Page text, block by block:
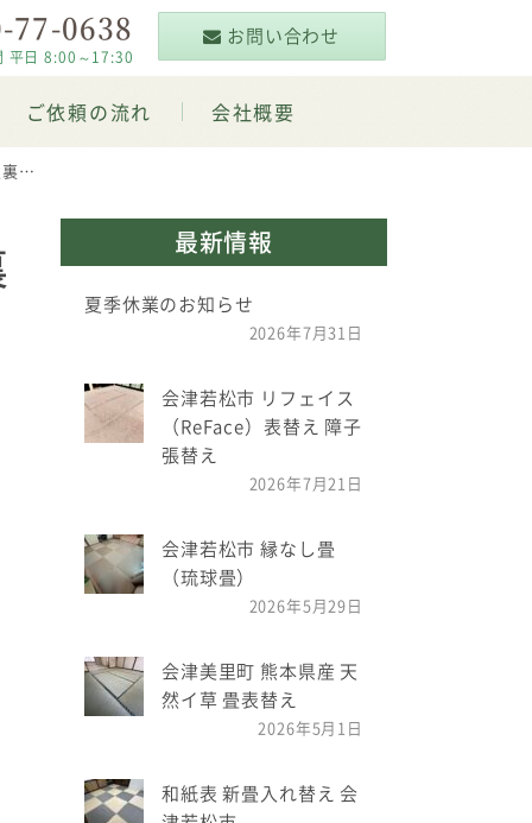
77-0638
平日 8:00～17:30
お問い合わせ
ご依頼の流れ 会社概要
最新情報
夏季休業のお知らせ
2026年7月31日
会津若松市 リフェイス
（ReFace）表替え 障子
張替え
2026年7月21日
会津若松市 縁なし畳
（琉球畳）
2026年5月29日
会津美里町 熊本県産 天
然イ草 畳表替え
2026年5月1日
和紙表 新畳入れ替え 会